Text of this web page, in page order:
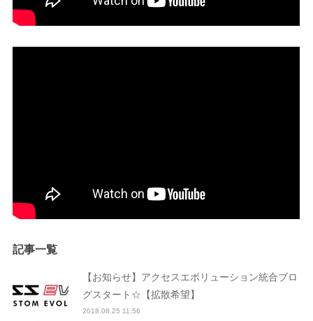
記事一覧
【お知らせ】アクセスエボリューション統合ブロ
グスタート☆【拡散希望】
2018.08.25 11:56